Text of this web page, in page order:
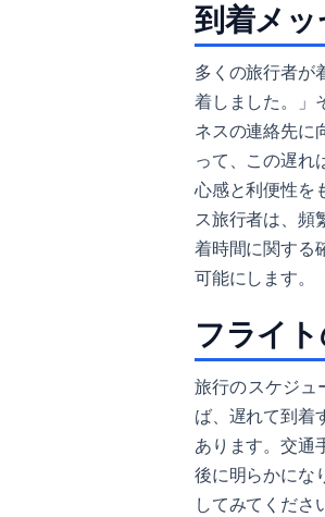
到着メ
多くの旅行者が
着しました。」
ネスの連絡先に
って、この遅れ
心感と利便性を
ス旅行者は、頻
着時間に関する
可能にします。
フライ
旅行のスケジュ
ば、遅れて到着
あります。交通
後に明らかにな
してみてくださ